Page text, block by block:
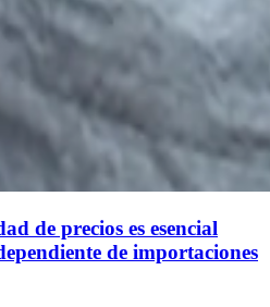
de precios es esencial
de importaciones